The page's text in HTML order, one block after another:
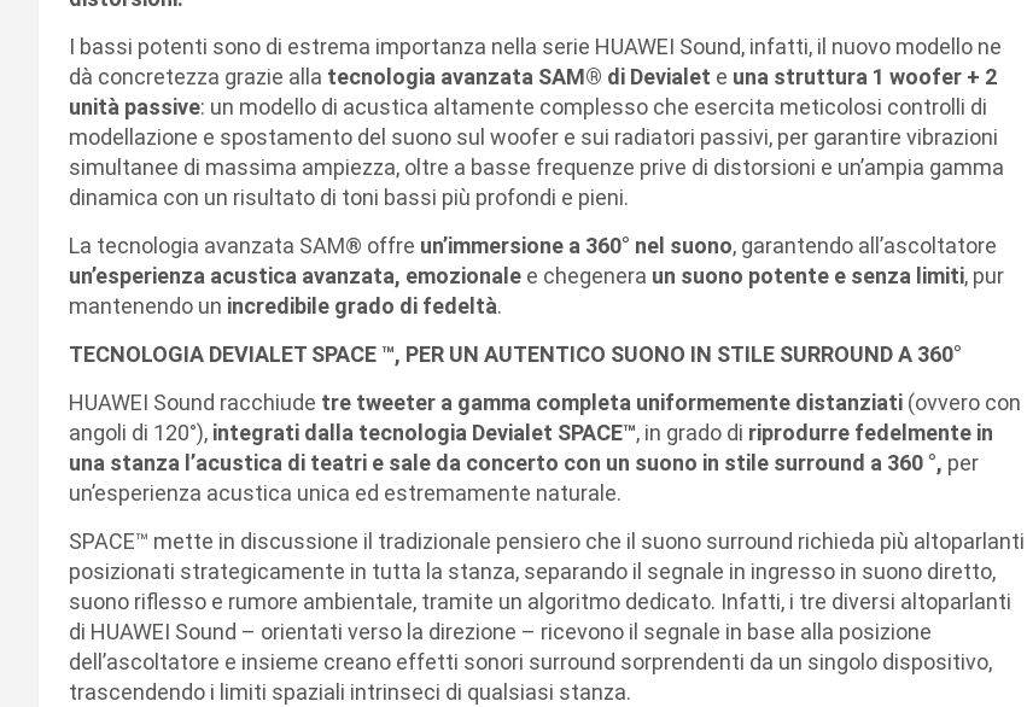
I bassi potenti sono di estrema importanza nella serie HUAWEI Sound, infatti, il nuovo modello ne
dà concretezza grazie alla tecnologia avanzata SAM® di Devialet e una struttura 1 woofer + 2
unità passive: un modello di acustica altamente complesso che esercita meticolosi controlli di
modellazione e spostamento del suono sul woofer e sui radiatori passivi, per garantire vibrazioni
simultanee di massima ampiezza, oltre a basse frequenze prive di distorsioni e un’ampia gamma
dinamica con un risultato di toni bassi più profondi e pieni.
La tecnologia avanzata SAM® offre un’immersione a 360° nel suono, garantendo all’ascoltatore
un’esperienza acustica avanzata, emozionale e chegenera un suono potente e senza limiti, pur
mantenendo un incredibile grado di fedeltà.
TECNOLOGIA DEVIALET SPACE ™, PER UN AUTENTICO SUONO IN STILE SURROUND A 360°
HUAWEI Sound racchiude tre tweeter a gamma completa uniformemente distanziati (ovvero con
angoli di 120°), integrati dalla tecnologia Devialet SPACE™, in grado di riprodurre fedelmente in
una stanza l’acustica di teatri e sale da concerto con un suono in stile surround a 360 °, per
un’esperienza acustica unica ed estremamente naturale.
SPACE™ mette in discussione il tradizionale pensiero che il suono surround richieda più altoparlanti
posizionati strategicamente in tutta la stanza, separando il segnale in ingresso in suono diretto,
suono riflesso e rumore ambientale, tramite un algoritmo dedicato. Infatti, i tre diversi altoparlanti
di HUAWEI Sound – orientati verso la direzione – ricevono il segnale in base alla posizione
dell’ascoltatore e insieme creano effetti sonori surround sorprendenti da un singolo dispositivo,
trascendendo i limiti spaziali intrinseci di qualsiasi stanza.